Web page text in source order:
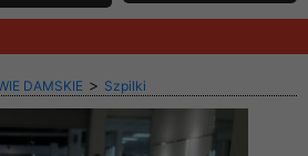
DAMSKIE > Szpilki